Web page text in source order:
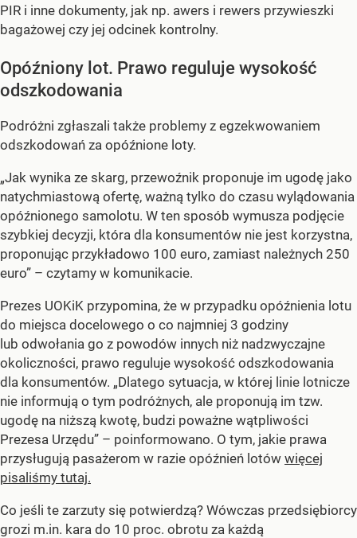
PIR i inne dokumenty, jak np. awers i rewers przywieszki
bagażowej czy jej odcinek kontrolny.
Opóźniony lot. Prawo reguluje wysokość
odszkodowania
Podróżni zgłaszali także problemy z egzekwowaniem
odszkodowań za opóźnione loty.
„Jak wynika ze skarg, przewoźnik proponuje im ugodę jako
natychmiastową ofertę, ważną tylko do czasu wylądowania
opóźnionego samolotu. W ten sposób wymusza podjęcie
szybkiej decyzji, która dla konsumentów nie jest korzystna,
proponując przykładowo 100 euro, zamiast należnych 250
euro” – czytamy w komunikacie.
Prezes UOKiK przypomina, że w przypadku opóźnienia lotu
do miejsca docelowego o co najmniej 3 godziny
lub odwołania go z powodów innych niż nadzwyczajne
okoliczności, prawo reguluje wysokość odszkodowania
dla konsumentów. „Dlatego sytuacja, w której linie lotnicze
nie informują o tym podróżnych, ale proponują im tzw.
ugodę na niższą kwotę, budzi poważne wątpliwości
Prezesa Urzędu” – poinformowano. O tym, jakie prawa
przysługują pasażerom w razie opóźnień lotów więcej
pisaliśmy tutaj.
Co jeśli te zarzuty się potwierdzą? Wówczas przedsiębiorcy
grozi m.in. kara do 10 proc. obrotu za każdą